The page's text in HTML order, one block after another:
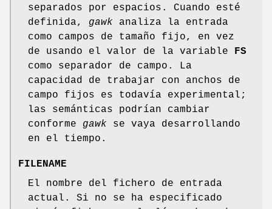
separados por espacios. Cuando esté
definida, gawk analiza la entrada
como campos de tamaño fijo, en vez
de usando el valor de la variable FS
como separador de campo. La
capacidad de trabajar con anchos de
campo fijos es todavía experimental;
las semánticas podrían cambiar
conforme gawk se vaya desarrollando
en el tiempo.
FILENAME
El nombre del fichero de entrada
actual. Si no se ha especificado